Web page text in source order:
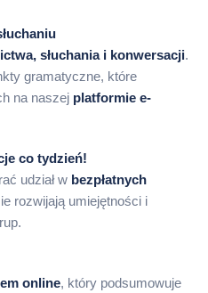
słuchania i konwersacji.
gramatyczne, które
na naszej platformie e-
co tydzień!
udział w bezpłatnych
rozwijają umiejętności i
online, który podsumowuje